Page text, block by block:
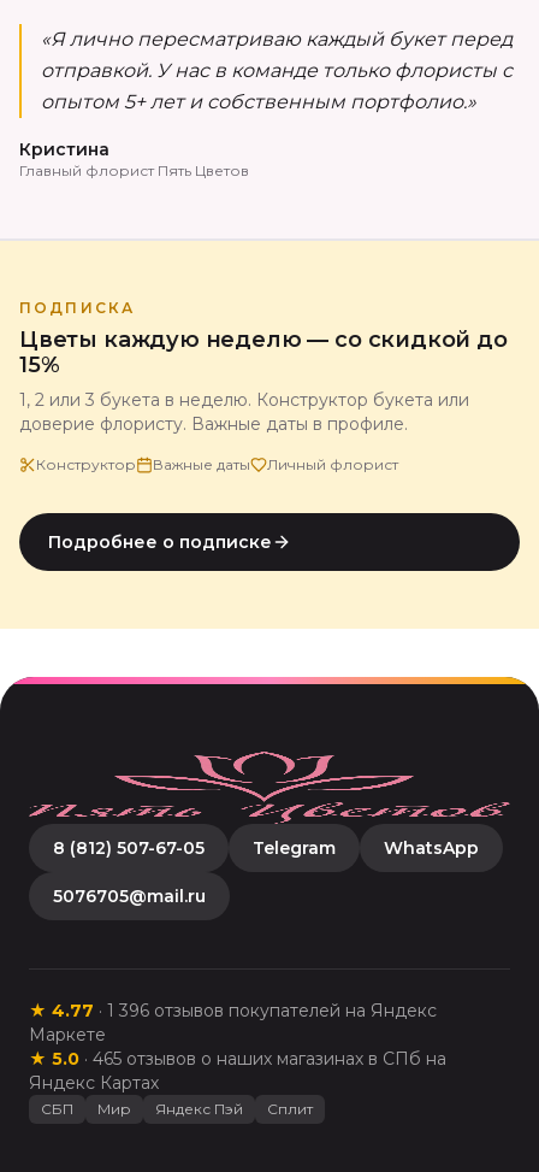
«Я лично пересматриваю каждый букет перед
отправкой. У нас в команде только флористы с
опытом 5+ лет и собственным портфолио.»
Кристина
Главный флорист Пять Цветов
ПОДПИСКА
Цветы каждую неделю — со скидкой до
15%
1, 2 или 3 букета в неделю. Конструктор букета или
доверие флористу. Важные даты в профиле.
Конструктор Важные даты Личный флорист
Подробнее о подписке
8 (812) 507-67-05 Telegram WhatsApp
5076705@mail.ru
★ 4.77 · 1 396 отзывов покупателей на Яндекс
Маркете
★ 5.0 · 465 отзывов о наших магазинах в СПб на
Яндекс Картах
СБП Мир Яндекс Пэй Сплит